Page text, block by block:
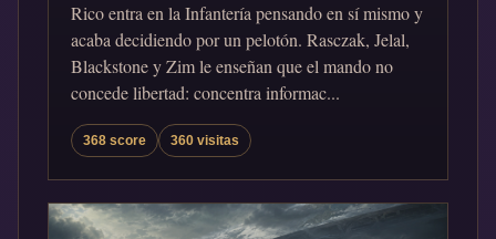
Rico entra en la Infantería pensando en sí mismo y
acaba decidiendo por un pelotón. Rasczak, Jelal,
Blackstone y Zim le enseñan que el mando no
concede libertad: concentra informac...
368 score 360 visitas